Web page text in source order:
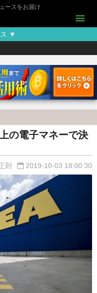
ースをお届け
menu
▼
の電子マネーで決
則 2019-10-03 18:00:30